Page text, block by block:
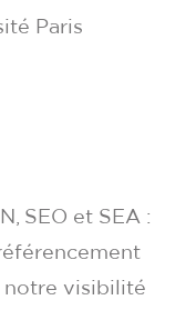
Paris
SEO et SEA :
notre visibilité